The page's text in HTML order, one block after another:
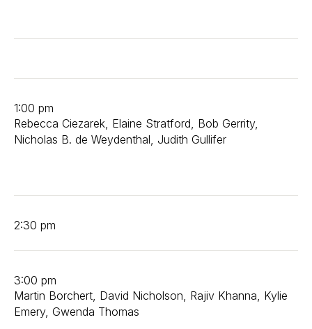
1:00 pm
Rebecca Ciezarek, Elaine Stratford, Bob Gerrity,
Nicholas B. de Weydenthal, Judith Gullifer
2:30 pm
3:00 pm
Martin Borchert, David Nicholson, Rajiv Khanna, Kylie
Emery, Gwenda Thomas